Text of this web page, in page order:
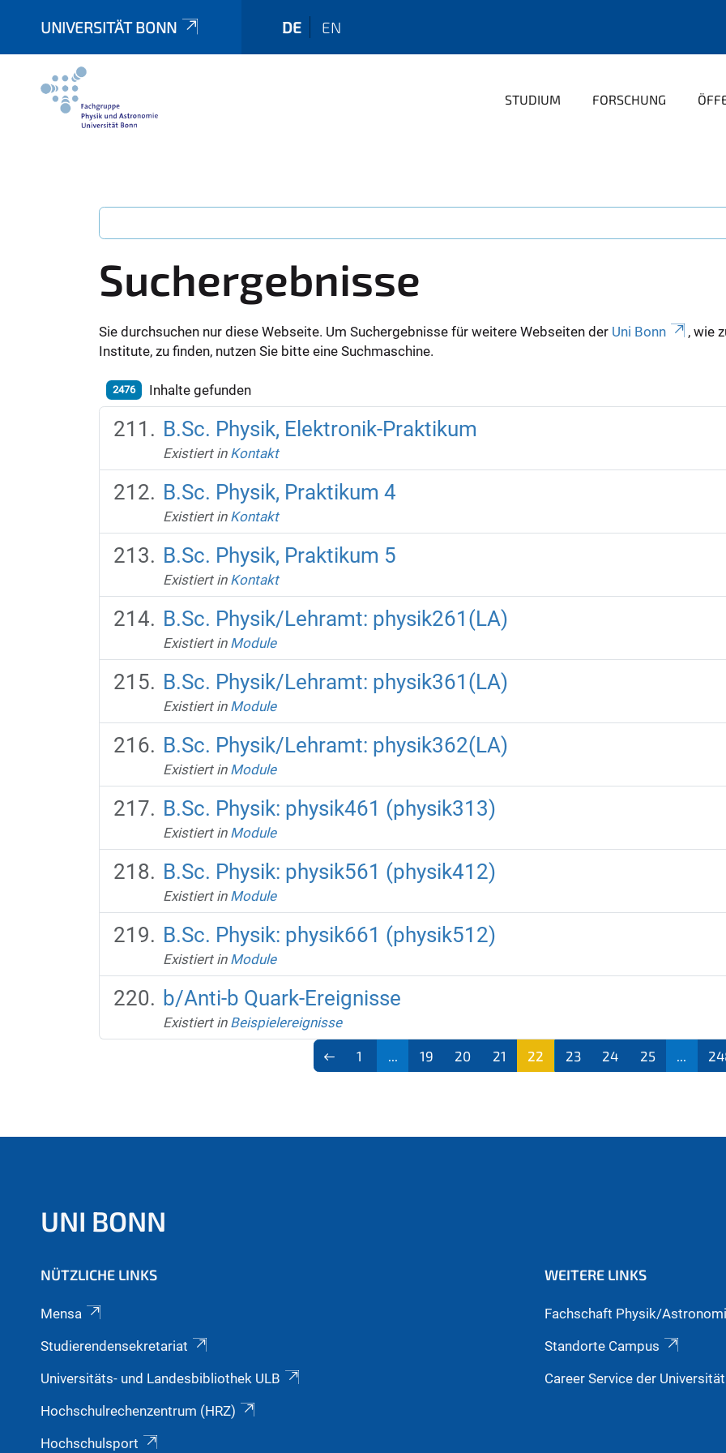
UNIVERSITÄT BONN DE EN
STUDIUM FORSCHUNG
Suchergebnisse
Sie durchsuchen nur diese Webseite. Um Suchergebnisse für weitere Webseiten der Uni Bonn
, wie
Institute, zu finden, nutzen Sie bitte eine Suchmaschine.
2476 Inhalte gefunden
B.Sc. Physik, Elektronik-Praktikum
Existiert in Kontakt
B.Sc. Physik, Praktikum 4
Existiert in Kontakt
B.Sc. Physik, Praktikum 5
Existiert in Kontakt
B.Sc. Physik/Lehramt: physik261(LA)
Existiert in Module
B.Sc. Physik/Lehramt: physik361(LA)
Existiert in Module
B.Sc. Physik/Lehramt: physik362(LA)
Existiert in Module
B.Sc. Physik: physik461 (physik313)
Existiert in Module
B.Sc. Physik: physik561 (physik412)
Existiert in Module
B.Sc. Physik: physik661 (physik512)
Existiert in Module
b/Anti-b Quark-Ereignisse
Existiert in Beispielereignisse
1 19 20 21
22
23 24 25
UNI BONN
NÜTZLICHE LINKS
Mensa
Studierendensekretariat
Universitäts- und Landesbibliothek ULB
Hochschulrechenzentrum (HRZ)
Hochschulsport
WEITERE LINKS
Fachschaft Physik/
Standorte Campus
Career Service der